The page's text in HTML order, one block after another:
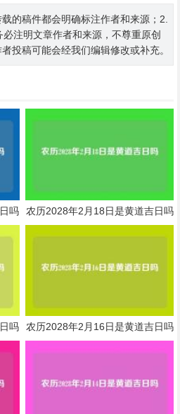
的稿件都会明确标注作者和来源；2.
注明文章作者和来源，不尊重原创
投稿可能会经我们编辑修改或补充。
吗 农历2028年2月18日是黄道吉日吗
吗 农历2028年2月16日是黄道吉日吗